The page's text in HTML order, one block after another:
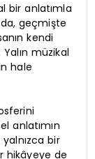
bir anlatımla
geçmişte
kendi
Yalın müzikal
hale
anlatımın
bir
hikâyeye de